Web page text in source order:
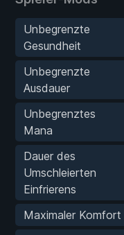
Unbegrenzte
Gesundheit
Unbegrenzte
Ausdauer
Unbegrenztes
Mana
Dauer des
Umschleierten
Einfrierens
Maximaler Komfort